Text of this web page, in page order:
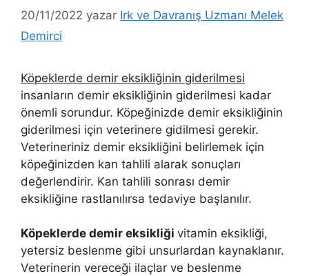
20/11/2022 yazar Irk ve Davranış Uzmanı Melek
Demirci
Köpeklerde demir eksikliğinin giderilmesi
insanların demir eksikliğinin giderilmesi kadar
önemli sorundur. Köpeğinizde demir eksikliğinin
giderilmesi için veterinere gidilmesi gerekir.
Veterineriniz demir eksikliğini belirlemek için
köpeğinizden kan tahlili alarak sonuçları
değerlendirir. Kan tahlili sonrası demir
eksikliğine rastlanılırsa tedaviye başlanılır.
Köpeklerde demir eksikliği vitamin eksikliği,
yetersiz beslenme gibi unsurlardan kaynaklanır.
Veterinerin vereceği ilaçlar ve beslenme